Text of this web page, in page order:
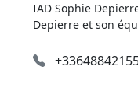
IAD Sophie
Depierre et son